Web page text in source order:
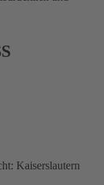
Kaiserslautern